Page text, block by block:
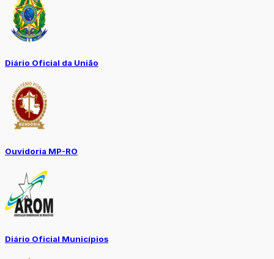
Diário Oficial da União
Ouvidoria MP-RO
Diário Oficial Municípios